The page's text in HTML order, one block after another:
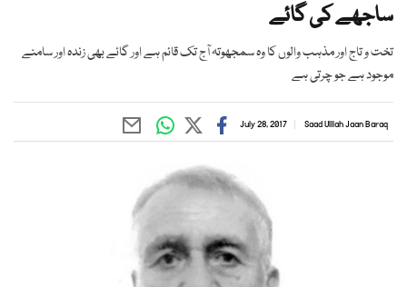
ساجھے کی گائے
تخت و تاج اور مذہب والوں کا وہ سمجھوتہ آج تک قائم ہے اور گائے بھی زندہ اور سامنے
موجود ہے جو چرتی ہے
Saad Ulllah Jaan Baraq
July 28, 2017